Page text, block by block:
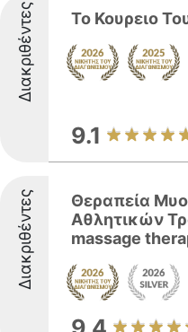
Διακριθέντες Το Κουρειο
9.1
Διακριθέντες
Θεραπεία
Αθλητικών
massage